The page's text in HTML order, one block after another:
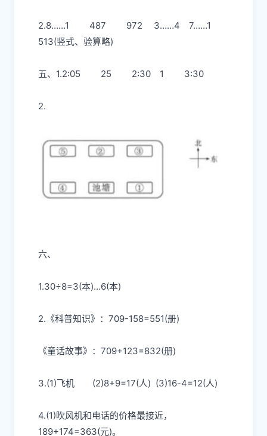
2.8……1 487 972 3……4
7……1
513(竖式、验算略)
五、1.2:05 25 2:30 1 3:30
2.
六、
1.30÷8=3(本)…6(本)
2.《科普知识》：709-158=551(册)
《童话故事》：709+123=832(册)
3.(1)飞机 (2)8+9=17(人) (3)16-4=12(人)
4.(1)吹风机和电话的价格最接近，
189+174=363(元)。